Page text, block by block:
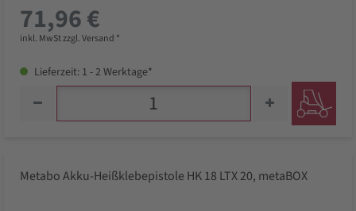
71,96 €
inkl. MwSt zzgl. Versand *
Lieferzeit: 1 - 2 Werktage*
Metabo Akku-Heißklebepistole HK 18 LTX 20, metaBOX